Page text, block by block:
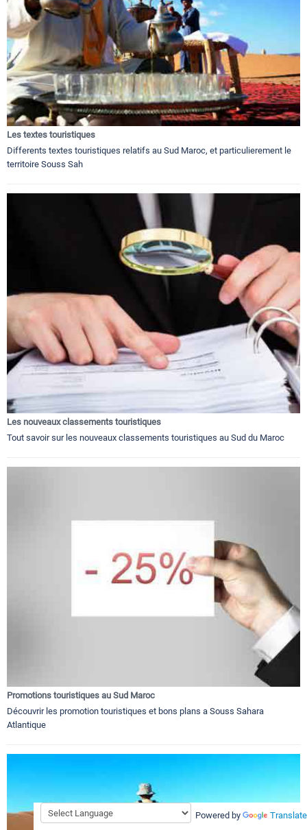
Les textes touristiques
Differents textes touristiques relatifs au Sud Maroc, et particulierement le
territoire Souss Sah
Les nouveaux classements touristiques
Tout savoir sur les nouveaux classements touristiques au Sud du Maroc
Promotions touristiques au Sud Maroc
Découvrir les promotion touristiques et bons plans a Souss Sahara
Atlantique
Powered by Translate